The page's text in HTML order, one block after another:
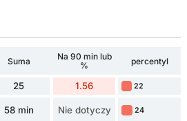
Suma
Na 90 min lub
%
percentyl
25 1.56 22
58 min Nie dotyczy 24